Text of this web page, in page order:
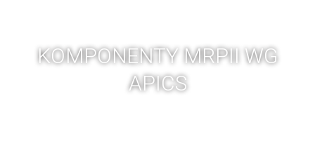
KOMPONENTY MRPII WG
APICS